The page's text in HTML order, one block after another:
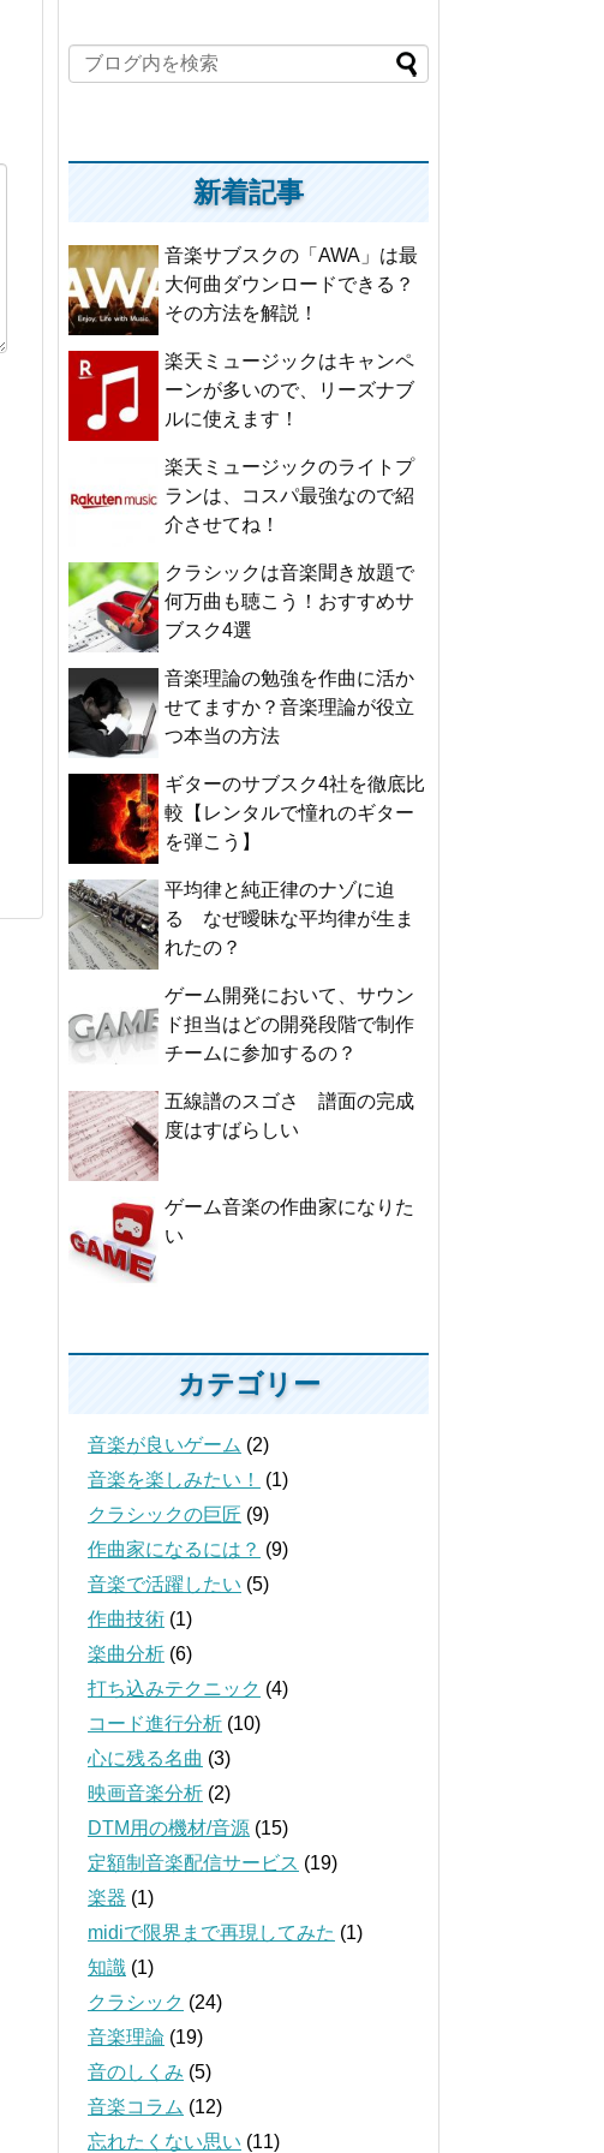
新着記事
音楽サブスクの「AWA」は最
大何曲ダウンロードできる？
その方法を解説！
楽天ミュージックはキャンペ
ーンが多いので、リーズナブ
ルに使えます！
楽天ミュージックのライトプ
ランは、コスパ最強なので紹
介させてね！
クラシックは音楽聞き放題で
何万曲も聴こう！おすすめサ
ブスク4選
音楽理論の勉強を作曲に活か
せてますか？音楽理論が役立
つ本当の方法
ギターのサブスク4社を徹底比
較【レンタルで憧れのギター
を弾こう】
平均律と純正律のナゾに迫
る なぜ曖昧な平均律が生ま
れたの？
ゲーム開発において、サウン
ド担当はどの開発段階で制作
チームに参加するの？
五線譜のスゴさ 譜面の完成
度はすばらしい
ゲーム音楽の作曲家になりた
い
カテゴリー
音楽が良いゲーム (2)
音楽を楽しみたい！
(1)
クラシックの巨匠 (9)
作曲家になるには？ (9)
音楽で活躍したい (5)
作曲技術 (1)
楽曲分析 (6)
打ち込みテクニック (4)
コード進行分析 (10)
心に残る名曲 (3)
映画音楽分析 (2)
DTM用の機材/音源 (15)
定額制音楽配信サービス (19)
楽器 (1)
midiで限界まで再現してみた (1)
知識 (1)
クラシック (24)
音楽理論 (19)
音のしくみ (5)
音楽コラム (12)
忘れたくない思い (11)